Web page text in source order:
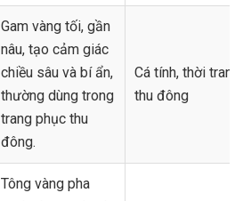
Gam vàng tối, gần
nâu, tạo cảm giác
chiều sâu và bí ẩn,
thường dùng trong
trang phục thu
đông.
Cá tính, thời trang
thu đông
Tông vàng pha